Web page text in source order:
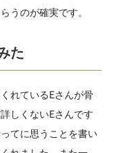
うのが確実です。
た
れているEさんが骨
しくないEさんです
てに思うことを書い